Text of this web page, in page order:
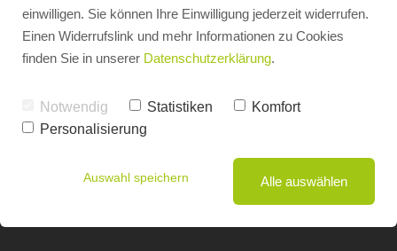
Fliesen May GmbH & Co. KG
Geschäftsführer Sven May
Erlenweg 3
96164 Kemmern
Steuernummer: 207/248/70512
einwilligen. Sie können Ihre Einwilligung jederzeit widerrufen.
Einen Widerrufslink und mehr Informationen zu Cookies
finden Sie in unserer Datenschutzerklärung.
Notwendig Statistiken
Komfort
Personalisierung
Auswahl speichern Alle auswählen